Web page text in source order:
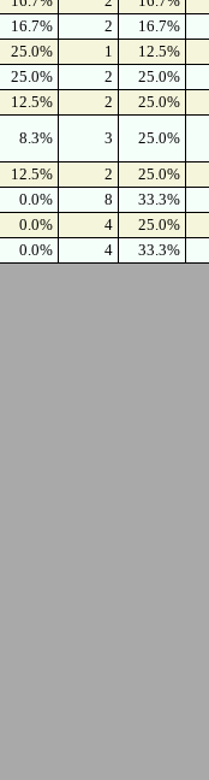
16.7% 2
16.7%
25.0% 1
12.5%
25.0% 2
25.0%
12.5% 2
25.0%
8.3% 3
25.0%
12.5% 2
25.0%
0.0% 8
33.3%
0.0% 4
25.0%
0.0% 4 33.3%